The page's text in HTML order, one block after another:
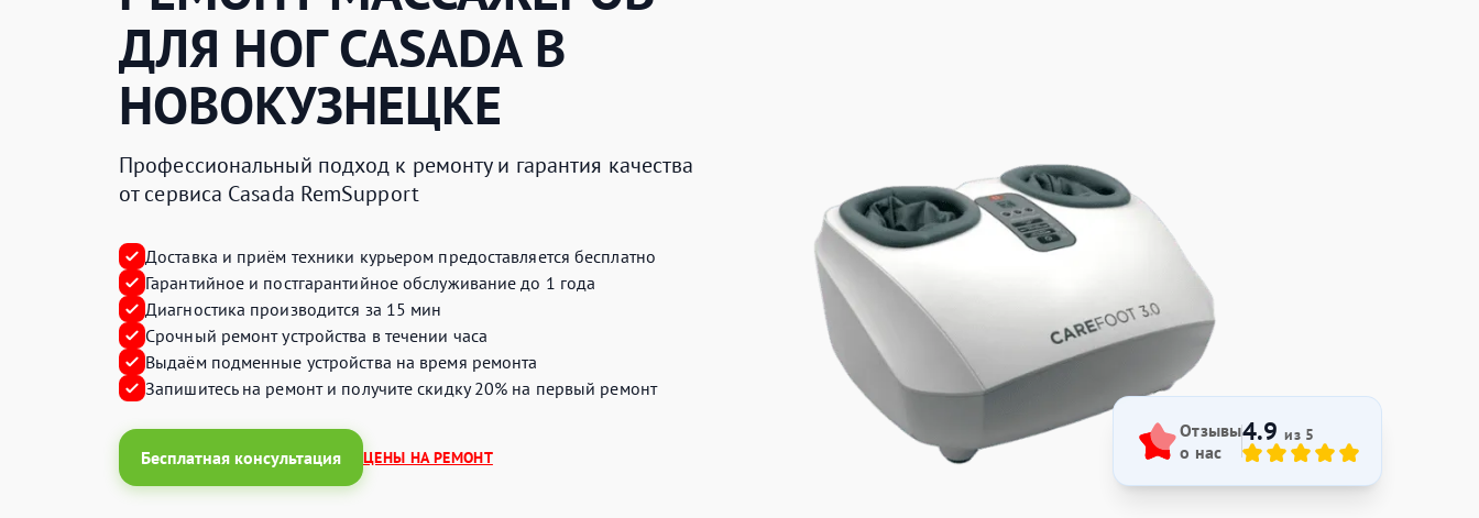
ДЛЯ НОГCASADAВ
НОВОКУЗНЕЦКЕ
Профессиональный подход к ремонту и гарантия качества
от сервиса Casada RemSupport
Доставка и приём техники курьером предоставляется бесплатно
Гарантийное и постгарантийное обслуживание до 1 года
Диагностика производится за 15 мин
Срочный ремонт устройства в течении часа
Выдаём подменные устройства на время ремонта
Запишитесь на ремонт и получитескидку 20% на первый ремонт
Бесплатная консультация ЦЕНЫ НА РЕМОНТ
Отзывы
о нас
4.9из 5